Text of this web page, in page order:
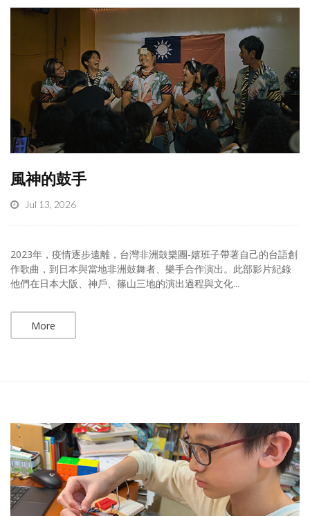
風神的鼓手
Jul 13, 2026
2023年，疫情逐步遠離，台灣非洲鼓樂團-嬉班子帶著自己的台語創
作歌曲，到日本與當地非洲鼓舞者、樂手合作演出。此部影片紀錄
他們在日本大阪、神戶、篠山三地的演出過程與文化...
More